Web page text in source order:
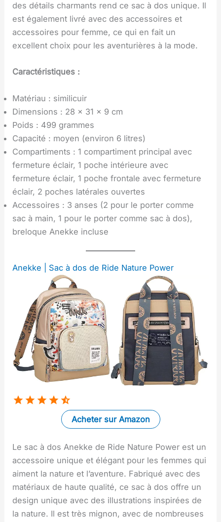
des détails charmants rend ce sac à dos unique. Il
est également livré avec des accessoires et
accessoires pour femme, ce qui en fait un
excellent choix pour les aventurières à la mode.
Caractéristiques :
Matériau : similicuir
Dimensions : 28 x 31 x 9 cm
Poids : 499 grammes
Capacité : moyen (environ 6 litres)
Compartiments : 1 compartiment principal avec
fermeture éclair, 1 poche intérieure avec
fermeture éclair, 1 poche frontale avec fermeture
éclair, 2 poches latérales ouvertes
Accessoires : 3 anses (2 pour le porter comme
sac à main, 1 pour le porter comme sac à dos),
breloque Anekke incluse
Anekke | Sac à dos de Ride Nature Power
Acheter sur Amazon
Le sac à dos Anekke de Ride Nature Power est un
accessoire unique et élégant pour les femmes qui
aiment la nature et l’aventure. Fabriqué avec des
matériaux de haute qualité, ce sac à dos offre un
design unique avec des illustrations inspirées de
la nature. Il est très mignon, avec de nombreuses